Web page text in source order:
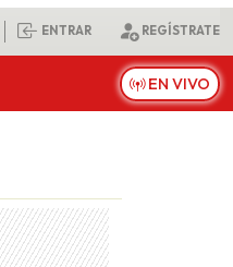
ENTRAR REGÍSTRATE
EN VIVO